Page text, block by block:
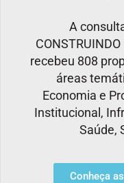
A
CONSTRUINDO
recebeu 808
áreas
Economia e
Institucional,
Saúde,
Conheça